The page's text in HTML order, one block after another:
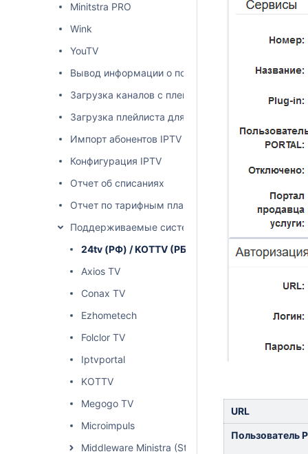
Minitstra PRO
Wink
YouTV
Вывод информации о пользователях у которых
Загрузка каналов с плейлиста (m3u)
Загрузка плейлиста для абонента m3u
Импорт абонентов IPTV
Конфигурация IPTV
Отчет об списаниях
Отчет по тарифным планам
Поддерживаемые системы
24tv (РФ) / KOTTV (РБ)
Axios TV
Conax TV
Ezhometech
Folclor TV
Iptvportal
KOTTV
Megogo TV
Microimpuls
Middleware Ministra (Stalker)
URL
Пользователь